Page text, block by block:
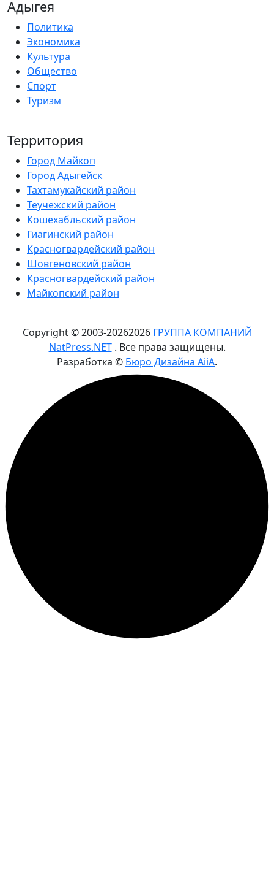
Адыгея
Политика
Экономика
Культура
Общество
Спорт
Туризм
Территория
Город Майкоп
Город Адыгейск
Тахтамукайский район
Теучежский район
Кошехабльский район
Гиагинский район
Красногвардейский район
Шовгеновский район
Красногвардейский район
Майкопский район
Copyright © 2003-20262026 ГРУППА КОМПАНИЙ
NatPress.NET. Все права защищены.
Разработка © Бюро Дизайна AiiA.